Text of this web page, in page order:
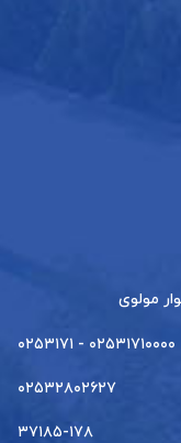
مولوی
۰۲۵۳۱۷۱۰۰۰۰ - ۰۲۵۳۱۷۱
۰۲۵۳۲۸۰۲۶۲۷
۳۷۱۸۵-۱۷۸